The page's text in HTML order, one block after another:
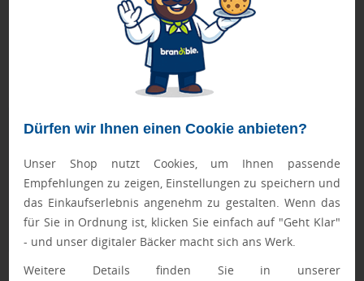
Dürfen wir Ihnen einen Cookie anbieten?
Unser Shop nutzt Cookies, um Ihnen passende
Empfehlungen zu zeigen, Einstellungen zu speichern und
das Einkaufserlebnis angenehm zu gestalten. Wenn das
für Sie in Ordnung ist, klicken Sie einfach auf "Geht Klar"
- und unser digitaler Bäcker macht sich ans Werk.
Weitere Details finden Sie in unserer
FASTLANE-Artikel werden nach Druckfreigabe priorisiert
Bei Mengen ab 500 Stück bitte die Lieferzeit anfragen!
Geprüft von Ewa
schaffen es in den Shop.Mehr erfahren
Ewa Engel,
Qualitätssicherung